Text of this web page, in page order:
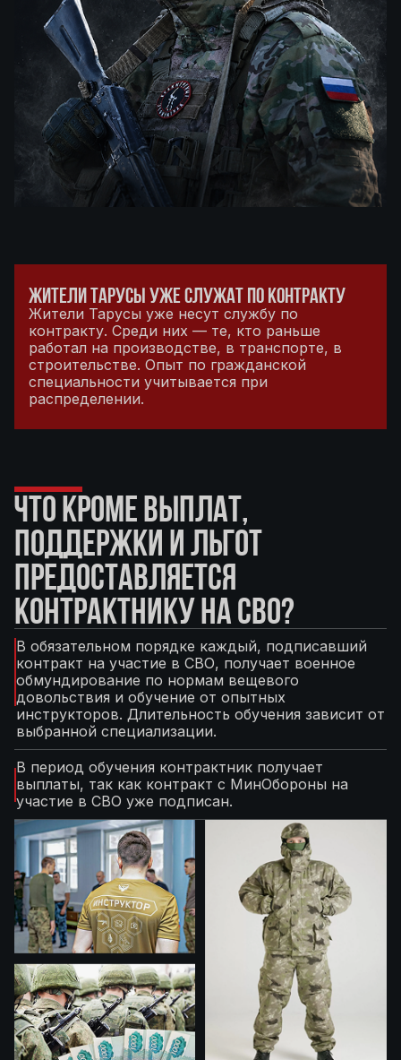
ЖИТЕЛИ ТАРУСЫ УЖЕ СЛУЖАТ ПО КОНТРАКТУ
Жители Тарусы уже несут службу по
контракту. Среди них — те, кто раньше
работал на производстве, в транспорте, в
строительстве. Опыт по гражданской
специальности учитывается при
распределении.
ЧТО КРОМЕ ВЫПЛАТ,
ПОДДЕРЖКИ И ЛЬГОТ
ПРЕДОСТАВЛЯЕТСЯ
КОНТРАКТНИКУ НА СВО?
В обязательном порядке каждый, подписавший
контракт на участие в СВО, получает военное
обмундирование по нормам вещевого
довольствия и обучение от опытных
инструкторов. Длительность обучения зависит от
выбранной специализации.
В период обучения контрактник получает
выплаты, так как контракт с МинОбороны на
участие в СВО уже подписан.